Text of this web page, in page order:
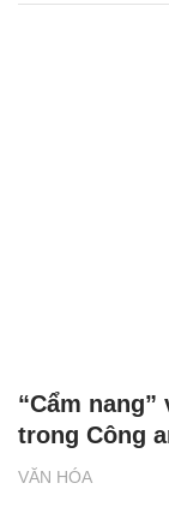
VĂN HÓA
“Cẩm
trong Công